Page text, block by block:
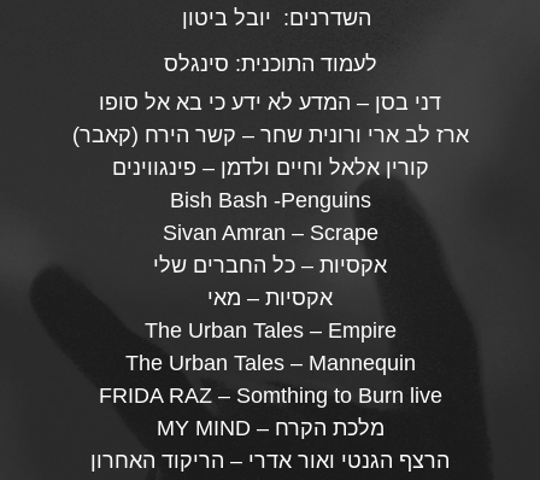
השדרנים: יובל ביטון
לעמוד התוכנית: סינגלס
דני בסן – המדע לא ידע כי בא אל סופו
ארז לב ארי ורונית שחר – קשר הירח (קאבר)
קורין אלאל וחיים ולדמן – פינגווינים
Bish Bash -Penguins
Sivan Amran – Scrape
אקסיות – כל החברים שלי
אקסיות – מאי
The Urban Tales – Empire
The Urban Tales – Mannequin
FRIDA RAZ – Somthing to Burn live
מלכת הקרח – MY MIND
הרצף הגנטי ואור אדרי – הריקוד האחרון